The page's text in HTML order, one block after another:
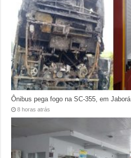
Ônibus pega fogo na SC-355, em Jaborá
8 horas atrás